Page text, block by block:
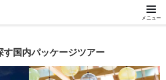
メニュー
国内パッケージツアー